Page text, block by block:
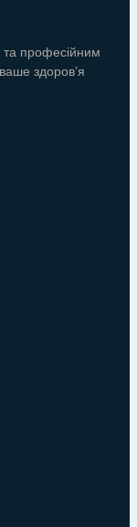
та професійним
здоров’я